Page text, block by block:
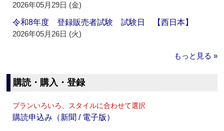
2026年05月29日 (金)
令和8年度 登録販売者試験 試験日 【西日本】
2026年05月26日 (火)
もっと見る »
購読・購入・登録
プランいろいろ、スタイルに合わせて選択
購読申込み（新聞 / 電子版）